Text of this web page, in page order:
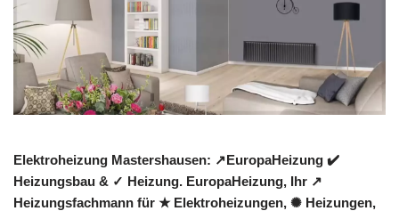
Elektroheizung Mastershausen: ↗️EuropaHeizung ✔️
Heizungsbau & ✓ Heizung. EuropaHeizung, Ihr ↗️
Heizungsfachmann für ★ Elektroheizungen, ✺ Heizungen,